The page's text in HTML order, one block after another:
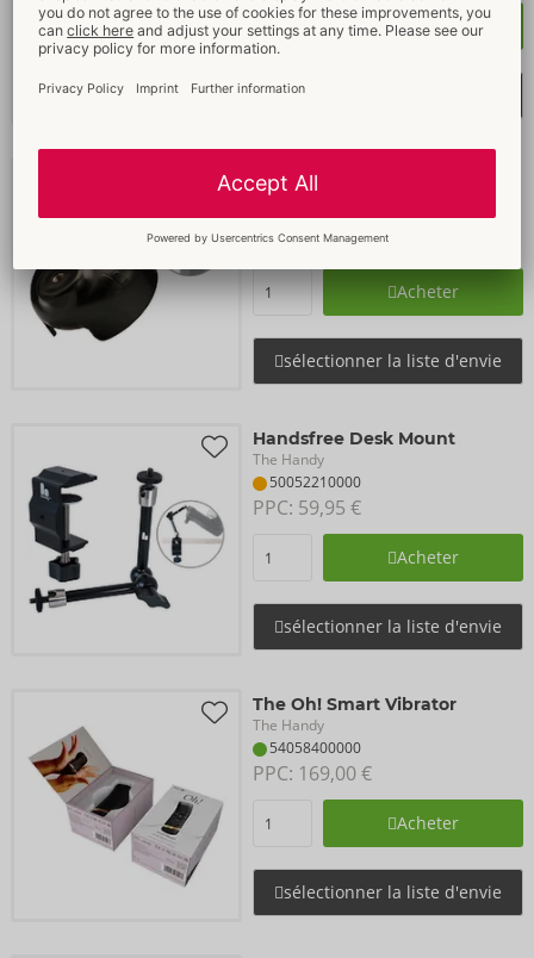
Acheter
sélectionner la liste d'envie
Handsfree Cup
The Handy
50052130000
PPC: 35,95 €
Acheter
sélectionner la liste d'envie
Handsfree Desk Mount
The Handy
50052210000
PPC: 59,95 €
Acheter
sélectionner la liste d'envie
The Oh! Smart Vibrator
The Handy
54058400000
PPC: 169,00 €
Acheter
sélectionner la liste d'envie